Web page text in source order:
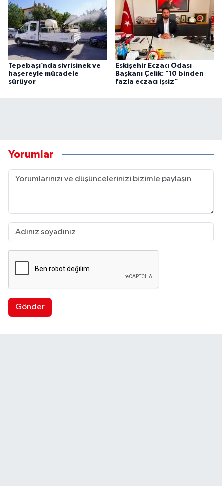
Tepebaşı’nda sivrisinek ve
haşereyle mücadele
sürüyor
Eskişehir Eczacı Odası
Başkanı Çelik: “10 binden
fazla eczacı işsiz”
Yorumlar
Gönder